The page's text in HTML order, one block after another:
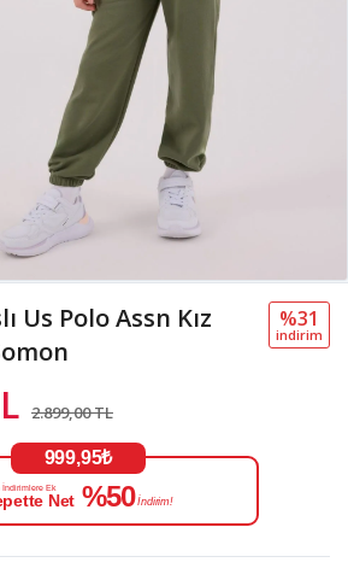
Us Polo Assn Kız
2.899,00 TL
%31
i̇ndi̇ri̇m
999,95₺
İndirimlere Ek
Net %50 İndirim!